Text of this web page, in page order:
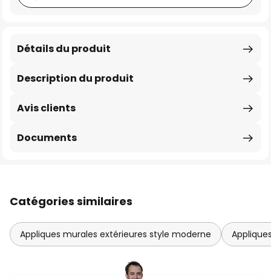
Description du produit
Détails du produit
Avis clients
Documents
Catégories similaires
Appliques murales extérieures style moderne